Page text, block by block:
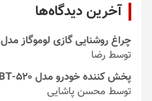
آخرین دیدگاه‌ها
چراغ روشنایی گازی لوموگاز مدل C200
توسط رضا
پخش کننده خودرو مدل 520-BT
توسط محسن پاشایی